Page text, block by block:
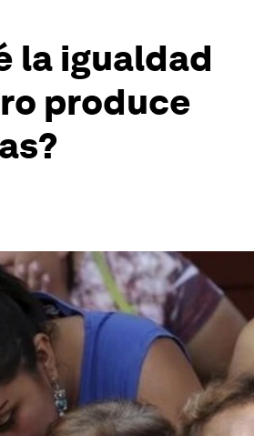
la igualdad
produce